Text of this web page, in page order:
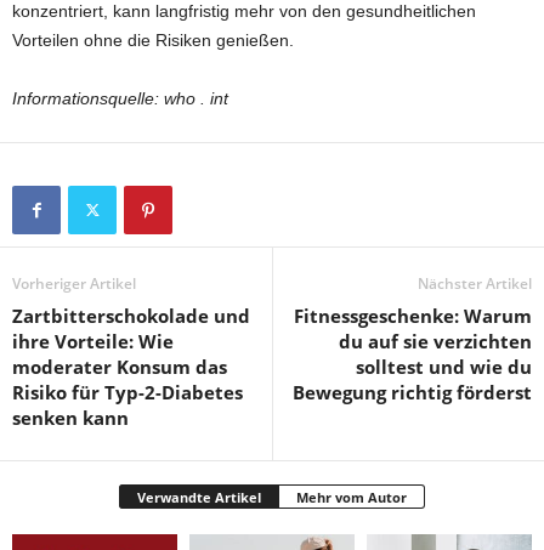
konzentriert, kann langfristig mehr von den gesundheitlichen
Vorteilen ohne die Risiken genießen.
Informationsquelle: who . int
Vorheriger Artikel
Zartbitterschokolade und
ihre Vorteile: Wie
moderater Konsum das
Risiko für Typ-2-Diabetes
senken kann
Nächster Artikel
Fitnessgeschenke: Warum
du auf sie verzichten
solltest und wie du
Bewegung richtig förderst
Verwandte Artikel Mehr vom Autor